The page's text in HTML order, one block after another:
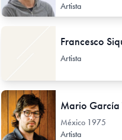
Artista
Francesco
Artista
Mario García
México 1975
Artista